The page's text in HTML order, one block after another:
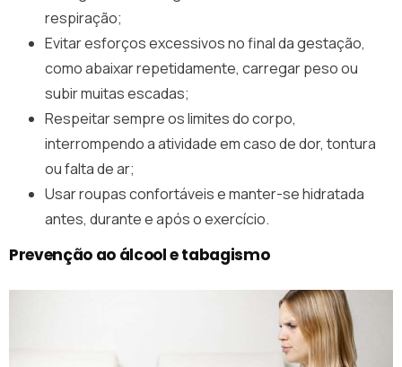
respiração;
Evitar esforços excessivos no final da gestação,
como abaixar repetidamente, carregar peso ou
subir muitas escadas;
Respeitar sempre os limites do corpo,
interrompendo a atividade em caso de dor, tontura
ou falta de ar;
Usar roupas confortáveis e manter-se hidratada
antes, durante e após o exercício.
Prevenção ao álcool e tabagismo